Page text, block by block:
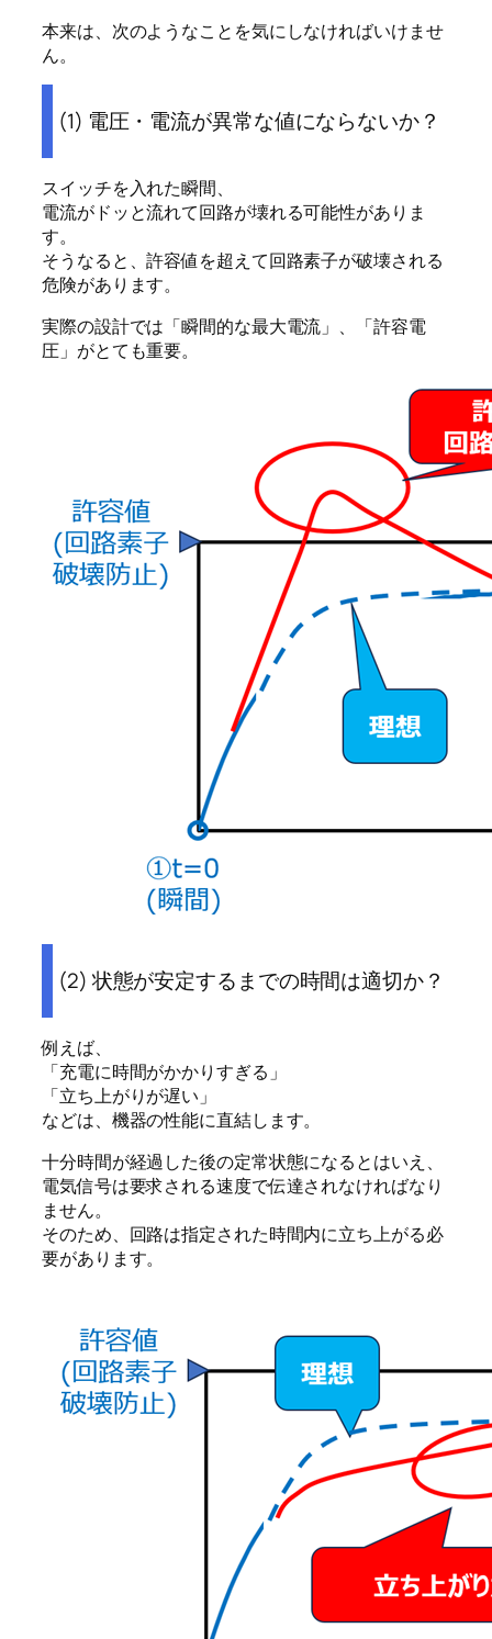
本来は、次のようなことを気にしなければいけませ
ん。
(1) 電圧・電流が異常な値にならないか？
スイッチを入れた瞬間、
電流がドッと流れて回路が壊れる可能性がありま
す。
そうなると、許容値を超えて回路素子が破壊される
危険があります。
実際の設計では「瞬間的な最大電流」、「許容電
圧」がとても重要。
(2) 状態が安定するまでの時間は適切か？
例えば、
「充電に時間がかかりすぎる」
「立ち上がりが遅い」
などは、機器の性能に直結します。
十分時間が経過した後の定常状態になるとはいえ、
電気信号は要求される速度で伝達されなければなり
ません。
そのため、回路は指定された時間内に立ち上がる必
要があります。